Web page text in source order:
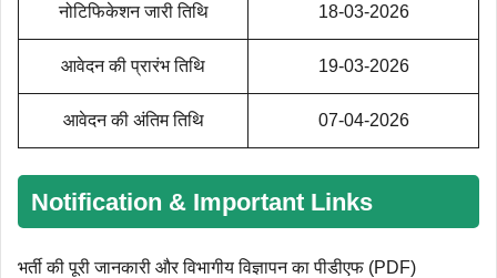
नोटिफिकेशन जारी तिथि 18-03-2026
आवेदन की प्रारंभ तिथि 19-03-2026
आवेदन की अंतिम तिथि 07-04-2026
Notification & Important Links
भर्ती की पूरी जानकारी और विभागीय विज्ञापन का पीडीएफ (PDF)